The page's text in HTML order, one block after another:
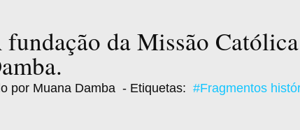
da Missão
por Muana Damba - Etiquetas: #Fragmentos